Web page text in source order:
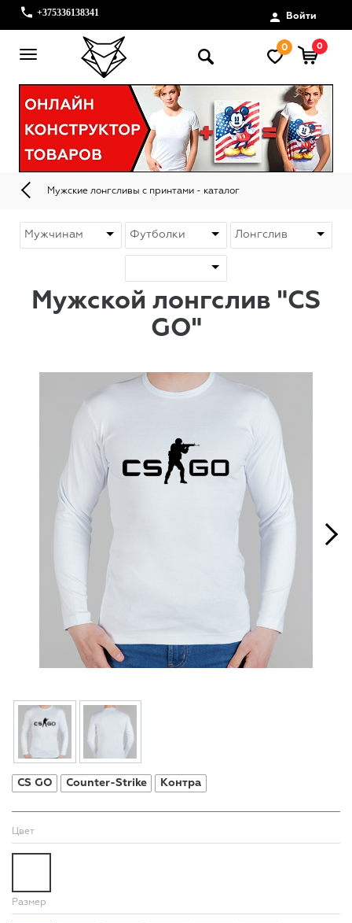
+375336138341 Войти
0 0
Мужские лонгсливы с принтами - каталог
Мужской лонгслив "CS
GO"
CS GO Counter-Strike Контра
Цвет
Размер